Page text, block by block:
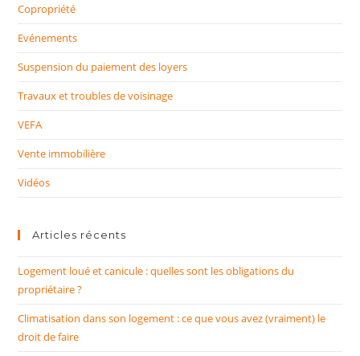
Copropriété
Evénements
Suspension du paiement des loyers
Travaux et troubles de voisinage
VEFA
Vente immobilière
Vidéos
Articles récents
Logement loué et canicule : quelles sont les obligations du
propriétaire ?
Climatisation dans son logement : ce que vous avez (vraiment) le
droit de faire